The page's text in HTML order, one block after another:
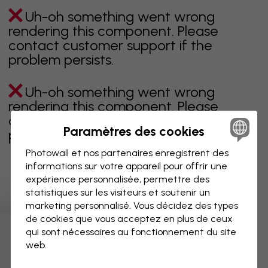
Uh-oh something went wrong
rendering this component. Please
contact customer support if the
problem persists.
Uh-oh something went wrong
rendering this component. Please
contact customer support if the
problem persists.
Page 1 sur 1 pages
Découvrez plus de catégories
Paramètres des cookies
Photowall et nos partenaires enregistrent des
informations sur votre appareil pour offrir une
expérience personnalisée, permettre des
statistiques sur les visiteurs et soutenir un
marketing personnalisé. Vous décidez des types
de cookies que vous acceptez en plus de ceux
qui sont nécessaires au fonctionnement du site
web.